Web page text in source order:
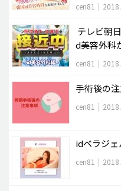
cen81 |
テレビ朝
d美容外科
cen81 |
手術後の
cen81 |
idベラジェ
cen81 |